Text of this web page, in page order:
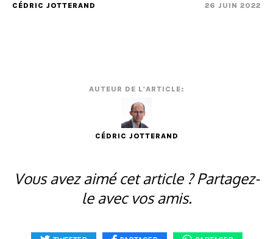
CÉDRIC JOTTERAND 26 JUIN 2022
AUTEUR DE L'ARTICLE:
CÉDRIC JOTTERAND
Vous avez aimé cet article ? Partagez-
le avec vos amis.